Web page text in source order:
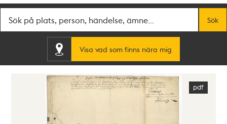
Sök
Visa vad som finns nära mig